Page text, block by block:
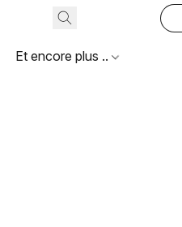
Et encore plus ..